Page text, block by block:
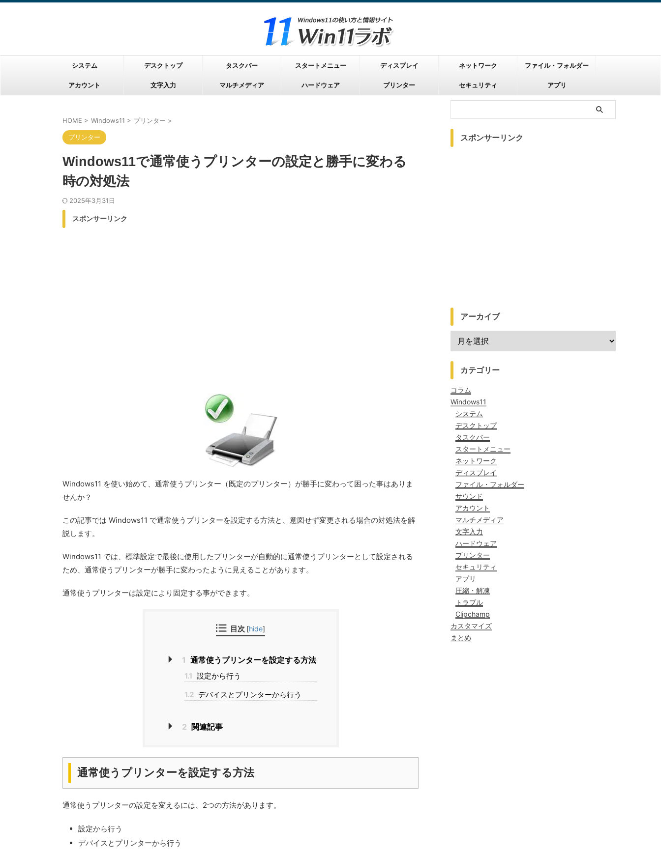
システム デスクトップ タスクバー スタートメニュー ディスプレイ ネットワーク ファイル・フォルダー
アカウント 文字入力 マルチメディア ハードウェア プリンター セキュリティ アプリ
HOME > Windows11 > プリンター >
プリンター
Windows11で通常使うプリンターの設定と勝手に変わる
時の対処法
2025年3月31日
スポンサーリンク
Windows11 を使い始めて、通常使うプリンター（既定のプリンター）が勝手に変わって困った事はありま
せんか？
この記事では Windows11 で通常使うプリンターを設定する方法と、意図せず変更される場合の対処法を解
説します。
Windows11 では、標準設定で最後に使用したプリンターが自動的に通常使うプリンターとして設定される
ため、通常使うプリンターが勝手に変わったように見えることがあります。
通常使うプリンターは設定により固定する事ができます。
目次 [hide]
1 通常使うプリンターを設定する方法
1.1 設定から行う
1.2 デバイスとプリンターから行う
2 関連記事
通常使うプリンターを設定する方法
通常使うプリンターの設定を変えるには、2つの方法があります。
設定から行う
デバイスとプリンターから行う
スポンサーリンク
アーカイブ
カテゴリー
コラム
Windows11
システム
デスクトップ
タスクバー
スタートメニュー
ネットワーク
ディスプレイ
ファイル・フォルダー
サウンド
アカウント
マルチメディア
文字入力
ハードウェア
プリンター
セキュリティ
アプリ
圧縮・解凍
トラブル
Clipchamp
カスタマイズ
まとめ